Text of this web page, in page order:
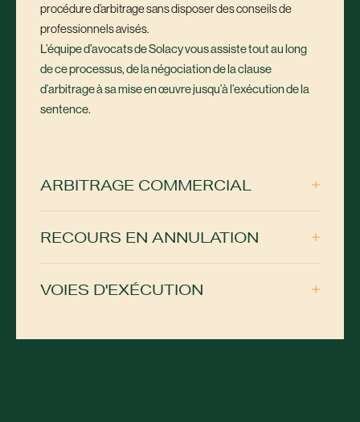
procédure d’arbitrage sans disposer des conseils de
professionnels avisés.
L’équipe d’avocats de Solacy vous assiste tout au long
de ce processus, de la négociation de la clause
d’arbitrage à sa mise en œuvre jusqu’à l’exécution de la
sentence.
ARBITRAGE COMMERCIAL
RECOURS EN ANNULATION
VOIES D'EXÉCUTION